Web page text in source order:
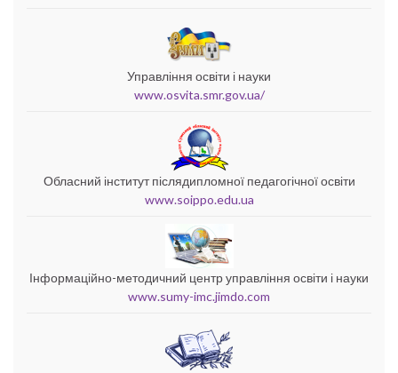
Управління освіти і науки
www.osvita.smr.gov.ua/
Обласний інститут післядипломної педагогічної освіти
www.soippo.edu.ua
Інформаційно-методичний центр управління освіти і науки
www.sumy-imc.jimdo.com